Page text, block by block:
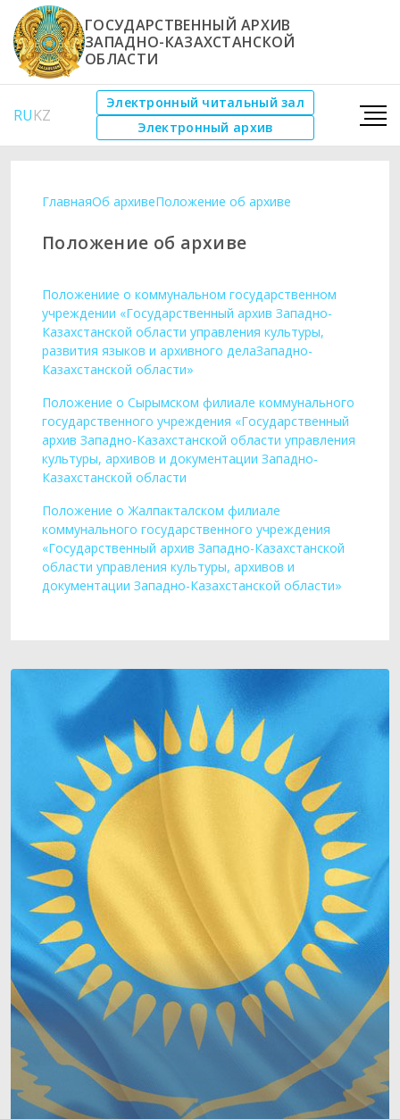
ГОСУДАРСТВЕННЫЙ АРХИВ
ЗАПАДНО-КАЗАХСТАНСКОЙ
ОБЛАСТИ
RUKZ
Электронный читальный зал
Электронный архив
ГлавнаяОб архивеПоложение об архиве
Положение об архиве
Положениие о коммунальном государственном
учреждении «Государственный архив Западно-
Казахстанской области управления культуры,
развития языков и архивного делаЗападно-
Казахстанской области»
Положение о Сырымском филиале коммунального
государственного учреждения «Государственный
архив Западно-Казахстанской области управления
культуры, архивов и документации Западно-
Казахстанской области
Положение о Жалпакталском филиале
коммунального государственного учреждения
«Государственный архив Западно-Казахстанской
области управления культуры, архивов и
документации Западно-Казахстанской области»